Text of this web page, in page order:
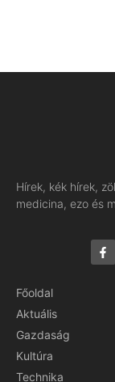
Hírek, kék hírek,
medicina, ezo és
Főoldal
Aktuális
Gazdaság
Kultúra
Technika